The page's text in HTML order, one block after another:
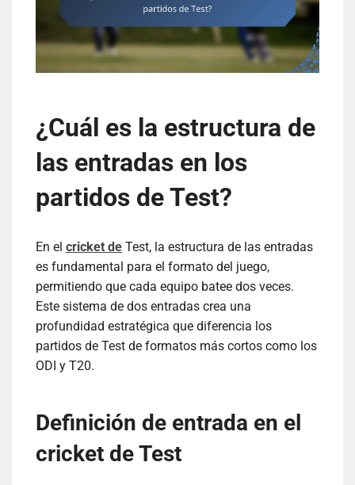
¿Cuál es la estructura de
las entradas en los
partidos de Test?
En el cricket de Test, la estructura de las entradas
es fundamental para el formato del juego,
permitiendo que cada equipo batee dos veces.
Este sistema de dos entradas crea una
profundidad estratégica que diferencia los
partidos de Test de formatos más cortos como los
ODI y T20.
Definición de entrada en el
cricket de Test